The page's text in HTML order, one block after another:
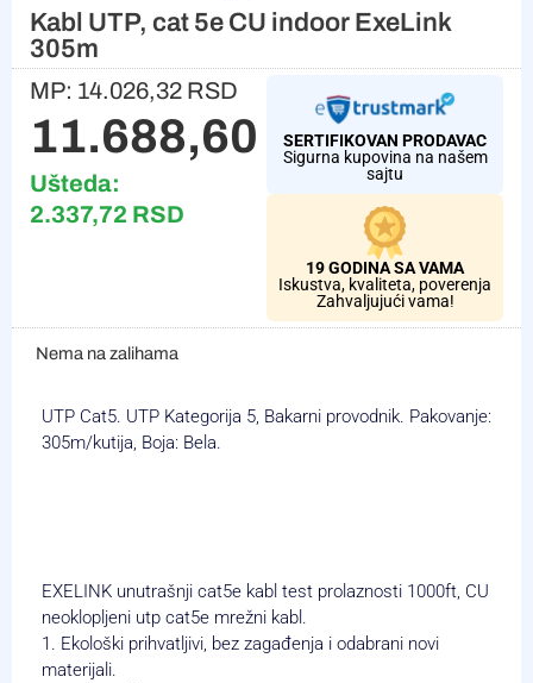
Kabl UTP, cat 5e CU indoor ExeLink
305m
MP: 14.026,32 RSD
11.688,60 RSD
Ušteda:
2.337,72 RSD
SERTIFIKOVAN PRODAVAC
Sigurna kupovina na našem
sajtu
19 GODINA SA VAMA
Iskustva, kvaliteta, poverenja
Zahvaljujući vama!
Nema na zalihama
UTP Cat5. UTP Kategorija 5, Bakarni provodnik. Pakovanje:
305m/kutija, Boja: Bela.
EXELINK unutrašnji cat5e kabl test prolaznosti 1000ft, CU
neoklopljeni utp cat5e mrežni kabl.
1. Ekološki prihvatljivi, bez zagađenja i odabrani novi
materijali.